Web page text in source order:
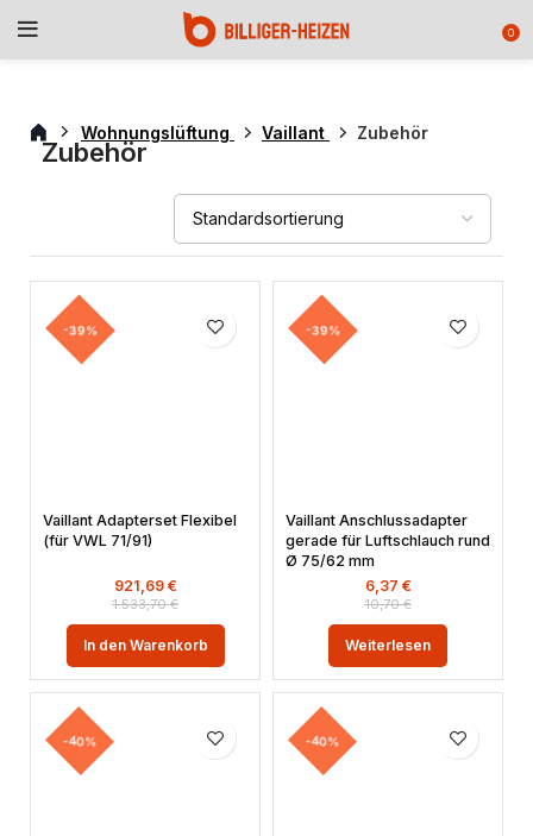
0
Wohnungslüftung Vaillant Zubehör
Zubehör
-39%
Vaillant Adapterset Flexibel
(für VWL 71/91)
1.533,70€
921,69 €
In den Warenkorb
-39%
Vaillant Anschlussadapter
gerade für Luftschlauch rund
Ø 75/62 mm
10,70€
6,37 €
Weiterlesen
-40% -40%